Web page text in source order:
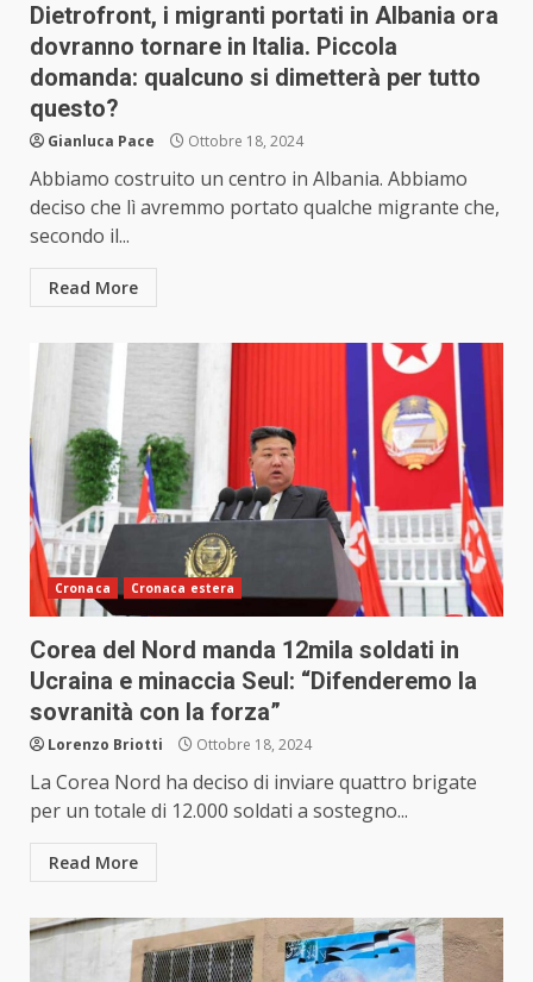
Dietrofront, i migranti portati in Albania ora
dovranno tornare in Italia. Piccola
domanda: qualcuno si dimetterà per tutto
questo?
Gianluca Pace Ottobre 18, 2024
Abbiamo costruito un centro in Albania. Abbiamo
deciso che lì avremmo portato qualche migrante che,
secondo il...
Read More
Cronaca Cronaca estera
Corea del Nord manda 12mila soldati in
Ucraina e minaccia Seul: “Difenderemo la
sovranità con la forza”
Lorenzo Briotti Ottobre 18, 2024
La Corea Nord ha deciso di inviare quattro brigate
per un totale di 12.000 soldati a sostegno...
Read More